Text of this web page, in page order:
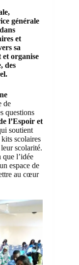
générale
et
sa
organise
des
de
questions
l’Espoir et
soutient
scolaires
scolarité.
que l’idée
espace de
au cœur